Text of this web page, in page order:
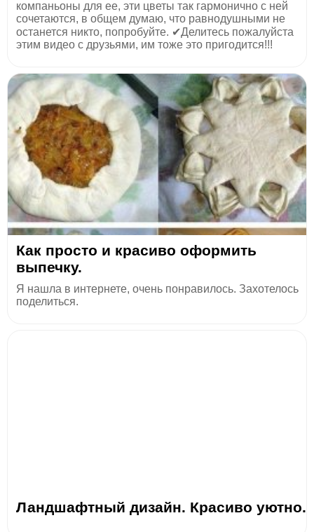
компаньоны для ее, эти цветы так гармонично с ней
сочетаются, в общем думаю, что равнодушными не
останется никто, попробуйте. ✔Делитесь пожалуйста
этим видео с друзьями, им тоже это пригодится!!!
Как просто и красиво оформить
выпечку.
Я нашла в интернете, очень понравилось. Захотелось
поделиться.
Ландшафтный дизайн. Красиво уютно.